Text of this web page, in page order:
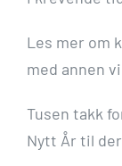
Les mer om
med annen
Tusen takk
Nytt År til